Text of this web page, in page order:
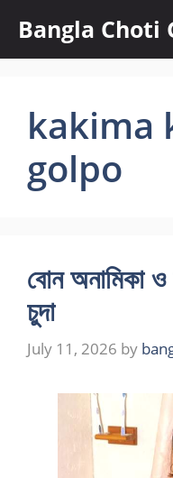
content
Bangla Choti
kakima
golpo
বোন অনামিকা
চুদা
July 11, 2026 by